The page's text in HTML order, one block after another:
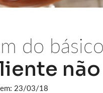
do básico
em: 23/03/18